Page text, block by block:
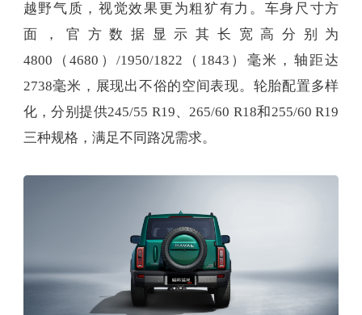
越野气质，视觉效果更为粗犷有力。车身尺寸方
面，官方数据显示其长宽高分别为
4800（4680）/1950/1822（1843）毫米，轴距达
2738毫米，展现出不俗的空间表现。轮胎配置多样
化，分别提供245/55 R19、265/60 R18和255/60 R19
三种规格，满足不同路况需求。